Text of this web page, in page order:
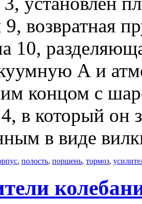
возвратная
10,
А и
концом с
в который он
в виде
, полость, поршень, тормоз,